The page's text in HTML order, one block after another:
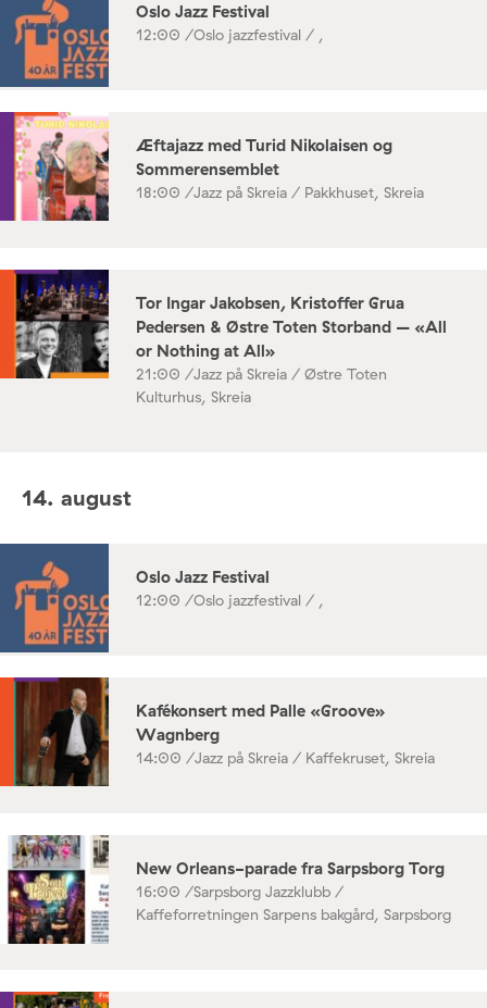
Oslo Jazz Festival
12:00 /Oslo jazzfestival / ,
Æftajazz med Turid Nikolaisen og
Sommerensemblet
18:00 /Jazz på Skreia / Pakkhuset, Skreia
Tor Ingar Jakobsen, Kristoffer Grua
Pedersen & Østre Toten Storband – «All
or Nothing at All»
21:00 /Jazz på Skreia / Østre Toten
Kulturhus, Skreia
14. august
Oslo Jazz Festival
12:00 /Oslo jazzfestival / ,
Kafékonsert med Palle «Groove»
Wagnberg
14:00 /Jazz på Skreia / Kaffekruset, Skreia
New Orleans-parade fra Sarpsborg Torg
16:00 /Sarpsborg Jazzklubb /
Kaffeforretningen Sarpens bakgård, Sarpsborg